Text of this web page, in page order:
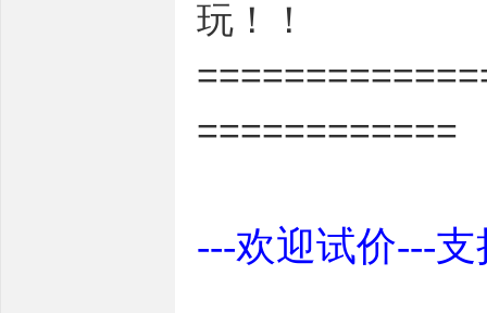
玩！！
============
---欢迎试价---